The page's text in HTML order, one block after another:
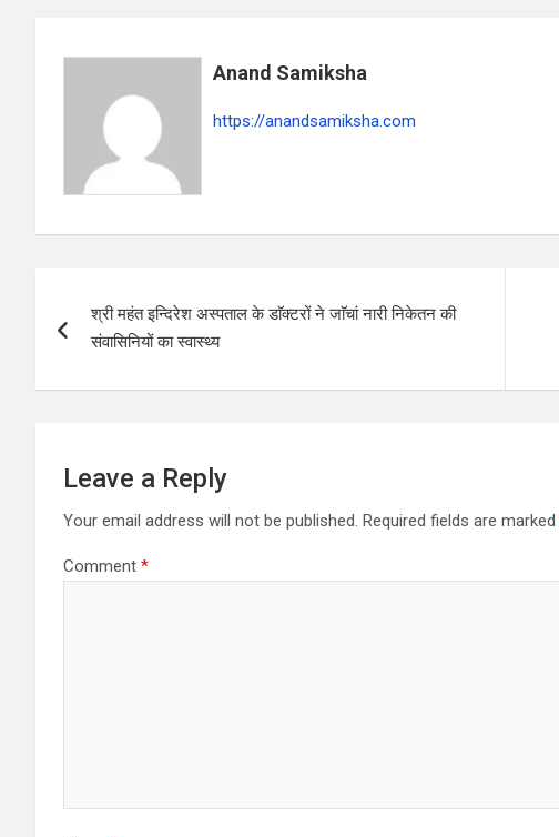
p
p
o
k
Anand Samiksha
https://anandsamiksha.com
s
श्री महंत इन्दिरेश अस्पताल के डाॅक्टरों ने जाॅचां नारी निकेतन की
संवासिनियों का स्वास्थ्य
Leave a Reply
Your email address will not be published. Required fields are marked
Comment *